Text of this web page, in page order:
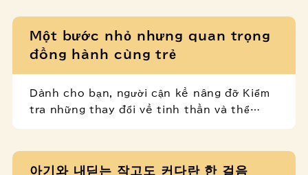
Một bước nhỏ nhưng quan trọng
đồng hành cùng trẻ
Dành cho bạn, người cận kề nâng đỡ Kiểm
tra những thay đổi về tinh thần và thể
아기와 내딛는 작고도 커다란 한 걸음